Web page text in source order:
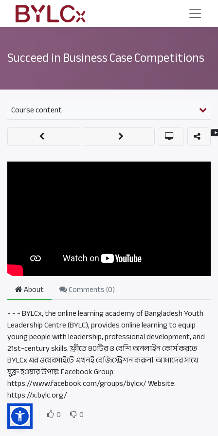
Succeed in Business Case Competitions
Course content
About Comments (0)
- - - BYLCx, the online learning academy of Bangladesh Youth
Leadership Centre (BYLC), provides online learning to equip
young people with leadership, professional development, and
21st-century skills. ফ্রীতে ৪০টির ও বেশি অনলাইন কোর্স করতে
BYLCx এর ওয়েবসাইটে এখনই রেজিস্ট্রেশন করুন। আমাদের সাথে
যুক্ত হওয়ার উপায়: Facebook Group:
https://www.facebook.com/groups/bylcx/ Website:
https://x.bylc.org/
Rating
0 0